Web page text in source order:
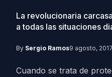
La revolucionaria
a todas las situaciones
By Sergio Ramos9 agosto, 2017
Cuando se trata de